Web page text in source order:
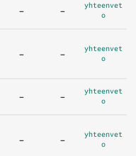
- -
yhteenvet
o
- -
yhteenvet
o
- -
yhteenvet
o
- -
yhteenvet
o